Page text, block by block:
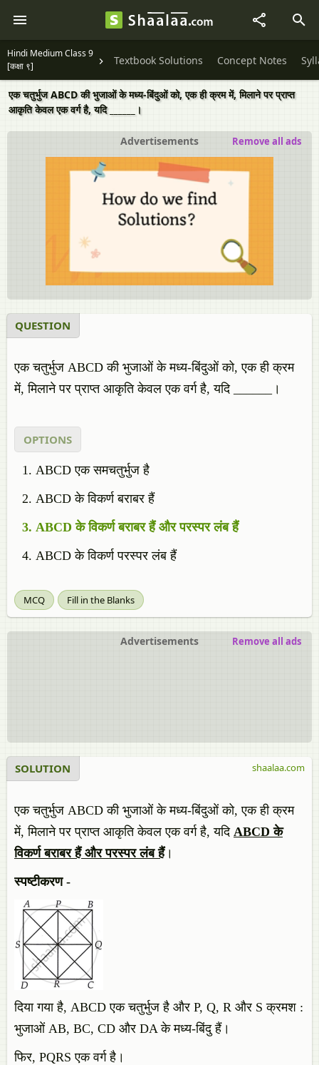
Hindi Medium Class 9
[कक्षा ९]
Textbook Solutions Concept Notes
एक चतुर्भुज ABCD की भुजाओं के मध्य-बिंदुओं को, एक ही क्रम में, मिलाने पर प्राप्त
आकृति केवल एक वर्ग है, यदि ______।
Advertisements Remove all ads
QUESTION
एक चतुर्भुज ABCD की भुजाओं के मध्य-बिंदुओं को, एक ही क्रम
में, मिलाने पर प्राप्त आकृति केवल एक वर्ग है, यदि ______।
OPTIONS
ABCD एक समचतुर्भुज है
ABCD के विकर्ण बराबर हैं
ABCD के विकर्ण बराबर हैं और परस्पर लंब हैं
ABCD के विकर्ण परस्पर लंब हैं
MCQ Fill in the Blanks
Advertisements Remove all ads
SOLUTION
एक चतुर्भुज ABCD की भुजाओं के मध्य-बिंदुओं को, एक ही क्रम
में, मिलाने पर प्राप्त आकृति केवल एक वर्ग है, यदि ABCD के
विकर्ण बराबर हैं और परस्पर लंब हैं।
स्पष्टीकरण -
दिया गया है, ABCD एक चतुर्भुज है और P, Q, R और S क्रमश :
भुजाओं AB, BC, CD और DA के मध्य-बिंदु हैं।
फिर, PQRS एक वर्ग है।
shaalaa.com